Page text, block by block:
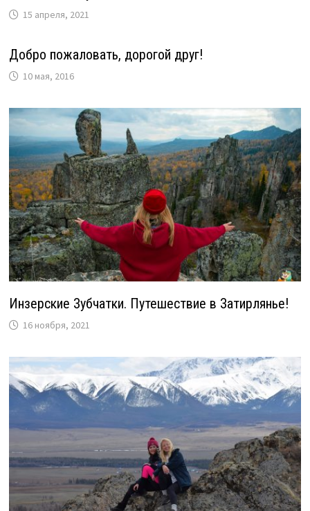
15 апреля, 2021
Добро пожаловать, дорогой друг!
10 мая, 2016
Инзерские Зубчатки. Путешествие в Затирлянье!
16 ноября, 2021